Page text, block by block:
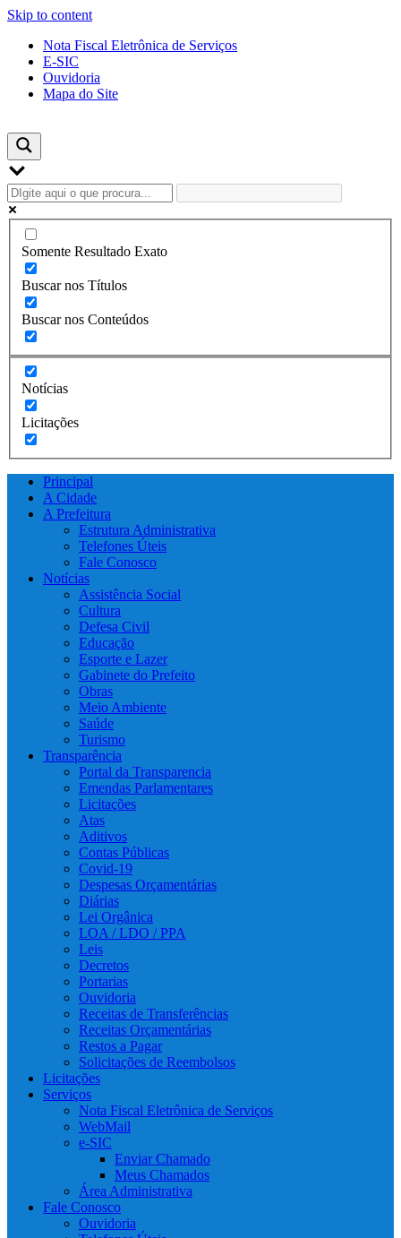
Skip to content
Nota Fiscal Eletrônica de Serviços
E-SIC
Ouvidoria
Mapa do Site
Somente Resultado Exato
Buscar nos Títulos
Buscar nos Conteúdos
Notícias
Licitações
Principal
A Cidade
A Prefeitura
Estrutura Administrativa
Telefones Úteis
Fale Conosco
Notícias
Assistência Social
Cultura
Defesa Civil
Educação
Esporte e Lazer
Gabinete do Prefeito
Obras
Meio Ambiente
Saúde
Turismo
Transparência
Portal da Transparencia
Emendas Parlamentares
Licitações
Atas
Aditivos
Contas Públicas
Covid-19
Despesas Orçamentárias
Diárias
Lei Orgânica
LOA / LDO / PPA
Leis
Decretos
Portarias
Ouvidoria
Receitas de Transferências
Receitas Orçamentárias
Restos a Pagar
Solicitações de Reembolsos
Licitações
Serviços
Nota Fiscal Eletrônica de Serviços
WebMail
e-SIC
Enviar Chamado
Meus Chamados
Área Administrativa
Fale Conosco
Ouvidoria